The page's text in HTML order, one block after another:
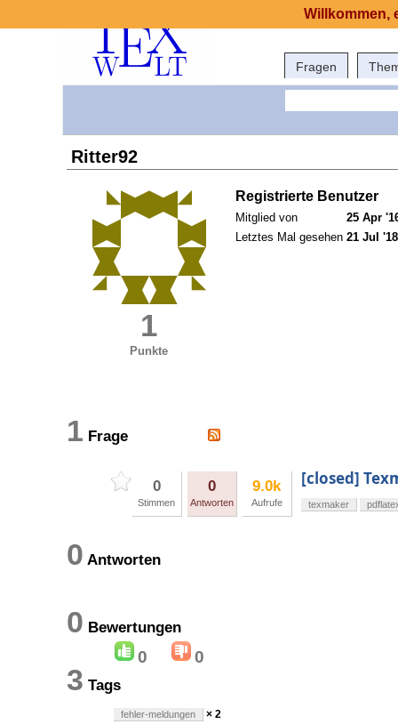
Fragen
Ritter92
1
Punkte
Registrierte Benutzer
Mitglied von
25 Apr
Letztes Mal gesehen 21 Jul
1 Frage
0
Stimmen
0
Antworten
9.0k
Aufrufe
[closed]
texmaker
0 Antworten
0 Bewertungen
0 0
3 Tags
fehler-meldungen × 2
Willkommen,